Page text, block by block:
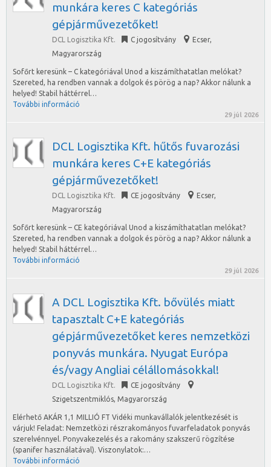
munkára keres C kategóriás
gépjárművezetőket!
DCL Logisztika Kft. C jogosítvány Ecser,
Magyarország
Sofőrt keresünk – C kategóriával Unod a kiszámíthatatlan melókat?
Szereted, ha rendben vannak a dolgok és pörög a nap? Akkor nálunk a
helyed! Stabil háttérrel…
További információ
29 júl 2026
DCL Logisztika Kft. hűtős fuvarozási
munkára keres C+E kategóriás
gépjárművezetőket!
DCL Logisztika Kft. CE jogosítvány Ecser,
Magyarország
Sofőrt keresünk – CE kategóriával Unod a kiszámíthatatlan melókat?
Szereted, ha rendben vannak a dolgok és pörög a nap? Akkor nálunk a
helyed! Stabil háttérrel…
További információ
29 júl 2026
A DCL Logisztika Kft. bővülés miatt
tapasztalt C+E kategóriás
gépjárművezetőket keres nemzetközi
ponyvás munkára. Nyugat Európa
és/vagy Angliai célállomásokkal!
DCL Logisztika Kft.
CE jogosítvány
Szigetszentmiklós, Magyarország
Elérhető AKÁR 1,1 MILLIÓ FT Vidéki munkavállalók jelentkezését is
várjuk! Feladat: Nemzetközi részrakományos fuvarfeladatok ponyvás
szerelvénnyel. Ponyvakezelés és a rakomány szakszerű rögzítése
(spanifer használatával). Viszonylatok:…
További információ